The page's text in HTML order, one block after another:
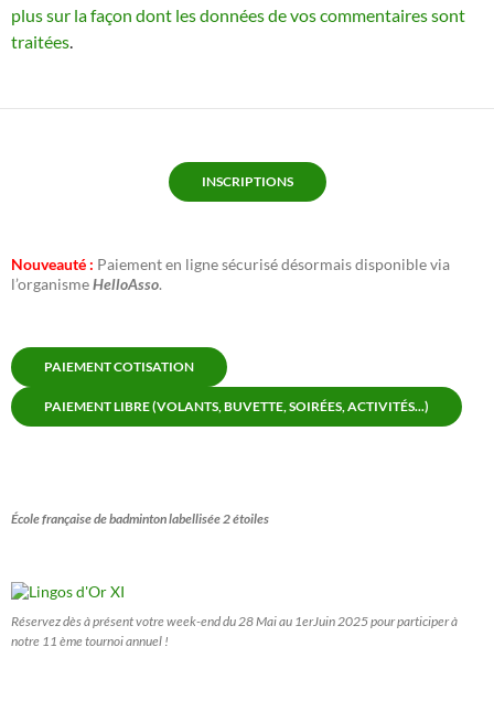
plus sur la façon dont les données de vos commentaires sont
traitées.
INSCRIPTIONS
Nouveauté : Paiement en ligne sécurisé désormais disponible via
l’organismeHelloAsso.
PAIEMENT COTISATION
PAIEMENT LIBRE (VOLANTS, BUVETTE, SOIRÉES, ACTIVITÉS...)
École française de badminton labellisée 2 étoiles
Réservez dès à présent votre week-end du 28 Mai au 1erJuin 2025 pour participer à
notre 11 ème tournoi annuel !